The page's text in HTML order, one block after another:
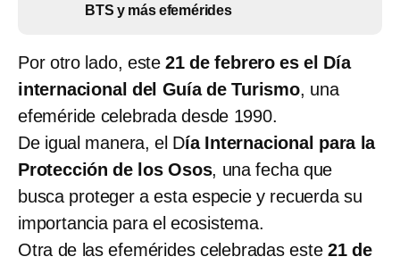
BTS y más efemérides
Por otro lado, este21 de febrero es el Día
internacional del Guía de Turismo, una
efeméride celebrada desde 1990.
De igual manera, el Día Internacional para la
Protección de los Osos, una fecha que
busca proteger a esta especie y recuerda su
importancia para el ecosistema.
Otra de las efemérides celebradas este 21 de